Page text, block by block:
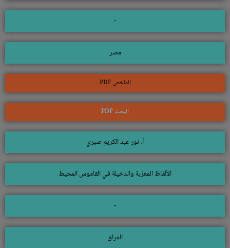
-
مصر
الملخص PDF
البحث PDF
أ. نور عبد الكريم صبري
الألفاظ المعرّبة والدخيلة في القاموس المحيط
-
العراق